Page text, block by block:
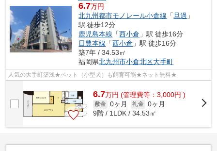
6.7万円
北九州都市モノレール小倉線 「 旦過 」
駅 徒歩12分
鹿児島本線 「西小倉 」駅 徒歩16分
日豊本線 「西小倉 」駅 徒歩16分
築7年 / 34.53㎡
福岡県北九州市小倉北区大手町
人気の大手町築浅★ペット（小型犬）も飼育可能★ネット無料★
6.7万円 (管理費等：3,000円 )
敷金 0ヶ月 礼金 0ヶ月
9階 / 1LDK / 34.53㎡